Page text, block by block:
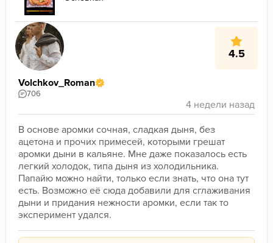
4.5
Volchkov_Roman
706
В основе аромки сочная, сладкая дыня, без
ацетона и прочих примесей, которыми грешат
аромки дыни в кальяне. Мне даже показалось есть
легкий холодок, типа дыня из холодильника.
Папайю можно найти, только если знать, что она тут
есть. Возможно её сюда добавили для сглаживания
дыни и придания нежности аромки, если так то
эксперимент удался.